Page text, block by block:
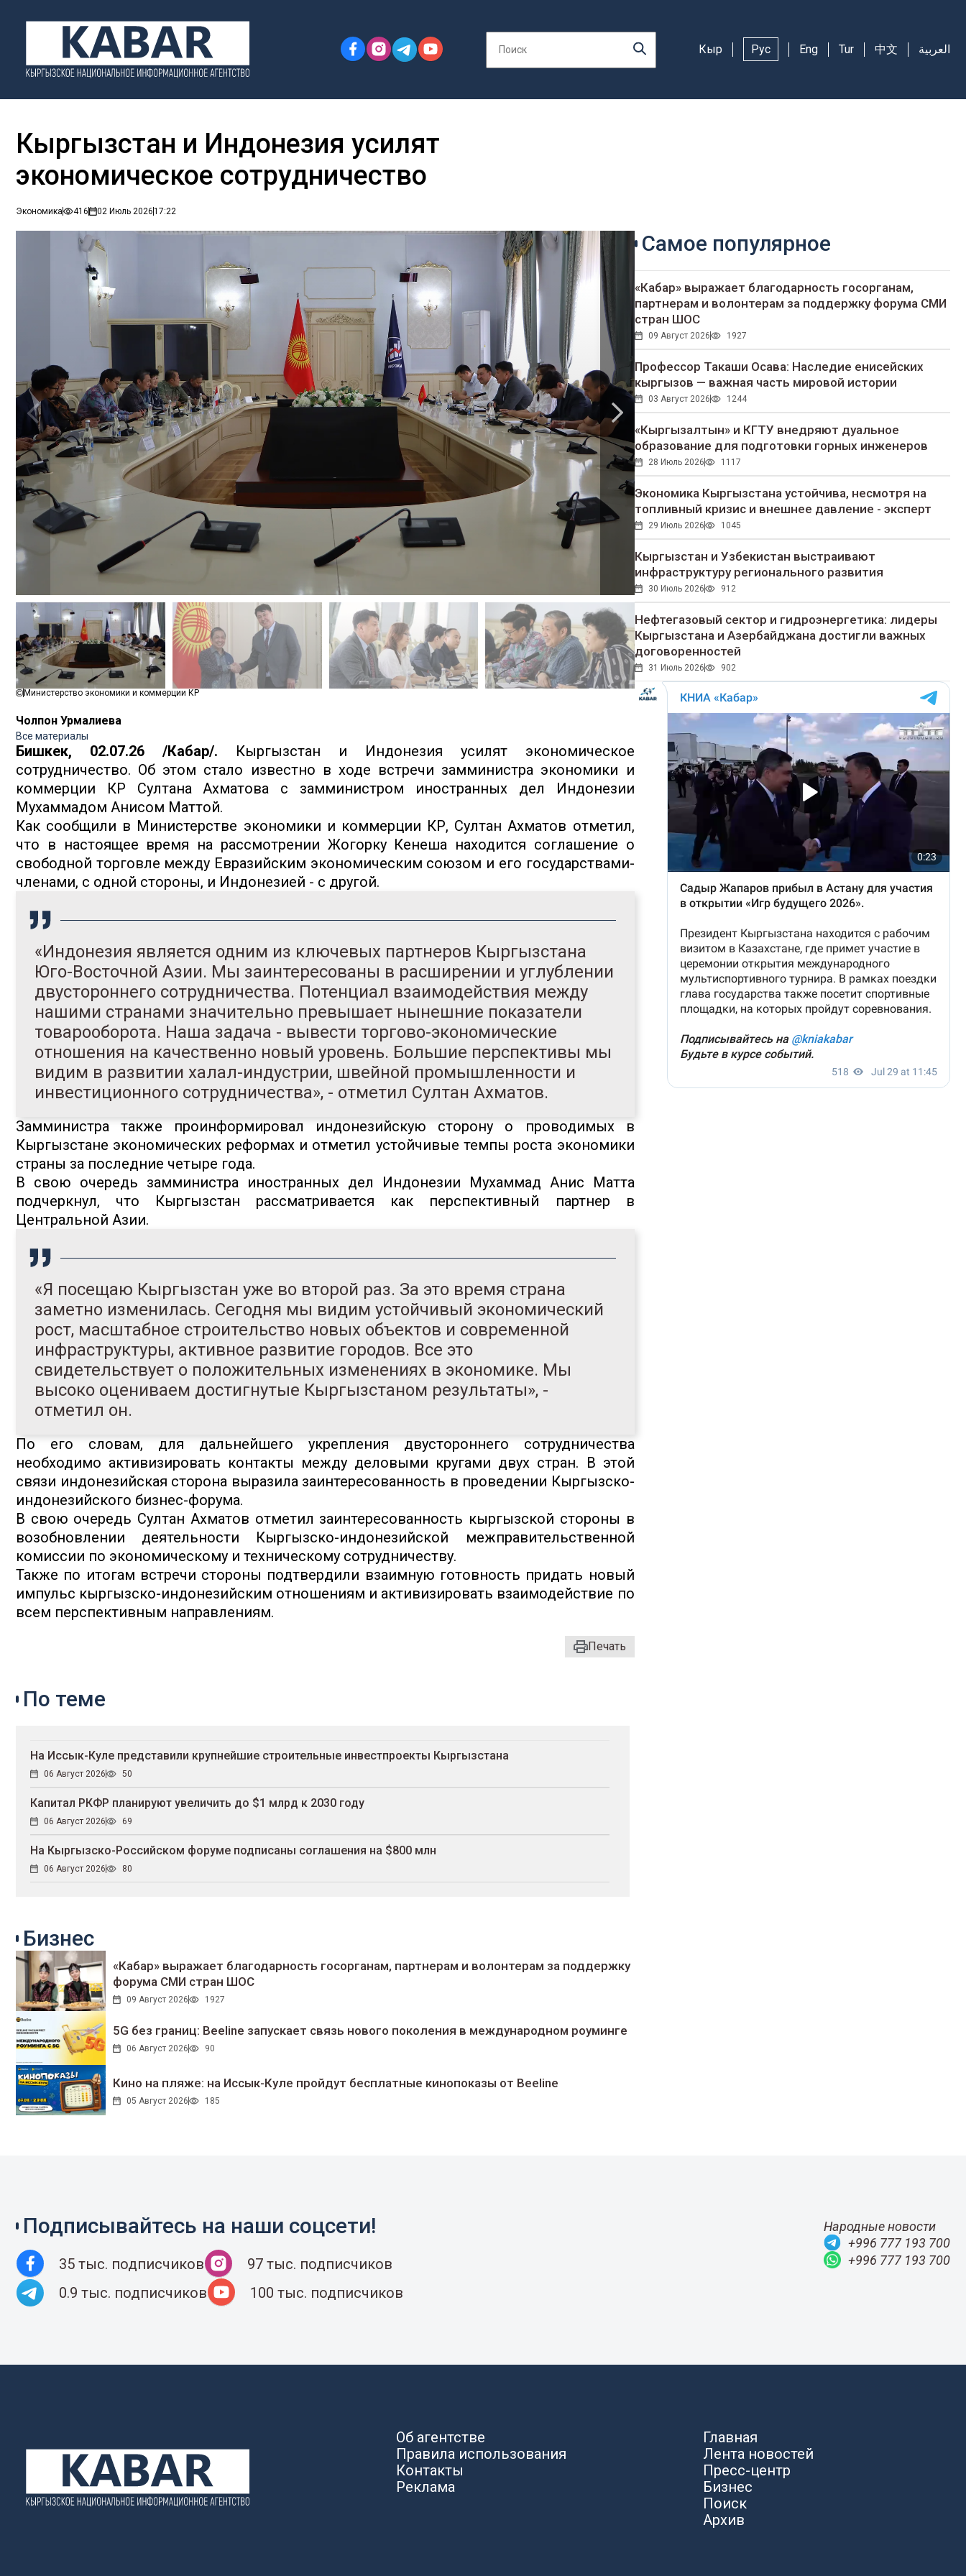
Кыр Рус Eng Tur 中文 العربية
Кыргызстан и Индонезия усилят
экономическое сотрудничество
Экономика 416 02 Июль 202617:22
Министерство экономики и коммерции КР
Чолпон Урмалиева
Все материалы
Бишкек, 02.07.26 /Кабар/.
Кыргызстан и Индонезия усилят экономическое
сотрудничество. Об этом стало известно в ходе встречи замминистра экономики и
коммерции КР Султана Ахматова с замминистром иностранных дел Индонезии
Мухаммадом Анисом Маттой.
Как сообщили в Министерстве экономики и коммерции КР, Султан Ахматов отметил,
что в настоящее время на рассмотрении Жогорку Кенеша находится соглашение о
свободной торговле между Евразийским экономическим союзом и его государствами-
членами, с одной стороны, и Индонезией - с другой.
«Индонезия является одним из ключевых партнеров Кыргызстана
Юго-Восточной Азии. Мы заинтересованы в расширении и углублении
двустороннего сотрудничества. Потенциал взаимодействия между
нашими странами значительно превышает нынешние показатели
товарооборота. Наша задача - вывести торгово-экономические
отношения на качественно новый уровень. Большие перспективы мы
видим в развитии халал-индустрии, швейной промышленности и
инвестиционного сотрудничества», - отметил Султан Ахматов.
Замминистра также проинформировал индонезийскую сторону о проводимых в
Кыргызстане экономических реформах и отметил устойчивые темпы роста экономики
страны за последние четыре года.
В свою очередь замминистра иностранных дел Индонезии Мухаммад Анис Матта
подчеркнул, что Кыргызстан рассматривается как перспективный партнер в
Центральной Азии.
«Я посещаю Кыргызстан уже во второй раз. За это время страна
заметно изменилась. Сегодня мы видим устойчивый экономический
рост, масштабное строительство новых объектов и современной
инфраструктуры, активное развитие городов. Все это
свидетельствует о положительных изменениях в экономике. Мы
высоко оцениваем достигнутые Кыргызстаном результаты», -
отметил он.
По его словам, для дальнейшего укрепления двустороннего сотрудничества
необходимо активизировать контакты между деловыми кругами двух стран. В этой
связи индонезийская сторона выразила заинтересованность в проведении Кыргызско-
индонезийского бизнес-форума.
В свою очередь Султан Ахматов отметил заинтересованность кыргызской стороны в
возобновлении деятельности Кыргызско-индонезийской межправительственной
комиссии по экономическому и техническому сотрудничеству.
Также по итогам встречи стороны подтвердили взаимную готовность придать новый
импульс кыргызско-индонезийским отношениям и активизировать взаимодействие по
всем перспективным направлениям.
Печать
Самое популярное
«Кабар» выражает благодарность госорганам,
партнерам и волонтерам за поддержку форума СМИ
стран ШОС
09 Август 2026 1927
Профессор Такаши Осава: Наследие енисейских
кыргызов — важная часть мировой истории
03 Август 2026 1244
«Кыргызалтын» и КГТУ внедряют дуальное
образование для подготовки горных инженеров
28 Июль 2026 1117
Экономика Кыргызстана устойчива, несмотря на
топливный кризис и внешнее давление - эксперт
29 Июль 2026 1045
Кыргызстан и Узбекистан выстраивают
инфраструктуру регионального развития
30 Июль 2026 912
Нефтегазовый сектор и гидроэнергетика: лидеры
Кыргызстана и Азербайджана достигли важных
договоренностей
31 Июль 2026 902
По теме
На Иссык-Куле представили крупнейшие строительные инвестпроекты Кыргызстана
06 Август 2026 50
Капитал РКФР планируют увеличить до $1 млрд к 2030 году
06 Август 2026 69
На Кыргызско-Российском форуме подписаны соглашения на $800 млн
06 Август 2026 80
Бизнес
«Кабар» выражает благодарность госорганам, партнерам и волонтерам за поддержку
форума СМИ стран ШОС
09 Август 2026 1927
5G без границ: Beeline запускает связь нового поколения в международном роуминге
06 Август 2026 90
Кино на пляже: на Иссык-Куле пройдут беcплатные кинопоказы от Beeline
05 Август 2026 185
Подписывайтесь на наши соцсети!
35 тыс. подписчиков
97 тыс. подписчиков
0.9 тыс. подписчиков
100 тыс. подписчиков
Народные новости
+996 777 193 700
+996 777 193 700
Об агентстве
Правила использования
Контакты
Реклама
Главная
Лента новостей
Пресс-центр
Бизнес
Поиск
Архив